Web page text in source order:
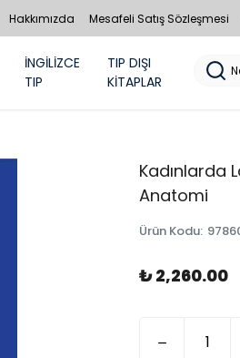
Hakkımızda Mesafeli Satış Sözleşmesi
İNGİLİZCE
TIP
TIP DIŞI
KİTAPLAR
Kadınlarda
Anatomi
Ürün Kodu:
₺ 2,260.00